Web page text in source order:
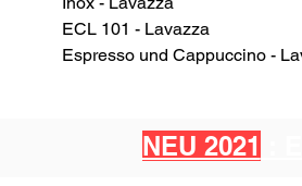
ECL 101 - Lavazza
Espresso und Cappuccino -
NEU 2021